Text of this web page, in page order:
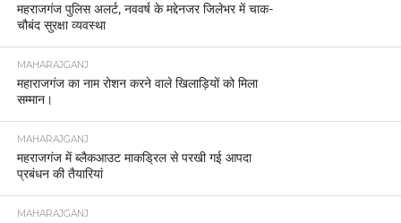
महराजगंज पुलिस अलर्ट, नववर्ष के मद्देनजर जिलेभर में चाक-
चौबंद सुरक्षा व्यवस्था
MAHARAJGANJ
महाराजगंज का नाम रोशन करने वाले खिलाड़ियों को मिला
सम्मान।
MAHARAJGANJ
महराजगंज में ब्लैकआउट माकड्रिल से परखी गई आपदा
प्रबंधन की तैयारियां
MAHARAJGANJ